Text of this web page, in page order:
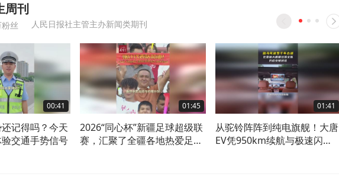
周刊
丝 人民日报社主管主办新闻类期刊
00:41
记得吗？今天
交通手势信号
01:45
2026“同心杯”新疆足球超级联
赛，汇聚了全疆各地热爱足球
01:41
从驼铃阵阵到纯电旗舰！大唐
EV凭950km续航与极速闪